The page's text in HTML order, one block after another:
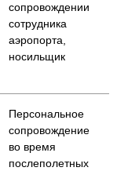
сопровождении
сотрудника
аэропорта,
носильщик
Персональное
сопровождение
во время
послеполетных